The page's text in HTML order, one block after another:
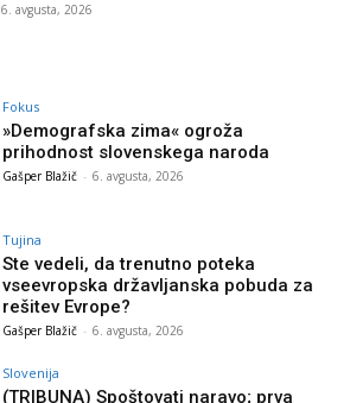
6. avgusta, 2026
Fokus
»Demografska zima« ogroža
prihodnost slovenskega naroda
Gašper Blažič - 6. avgusta, 2026
Tujina
Ste vedeli, da trenutno poteka
vseevropska državljanska pobuda za
rešitev Evrope?
Gašper Blažič - 6. avgusta, 2026
Slovenija
(TRIBUNA) Spoštovati naravo; prva